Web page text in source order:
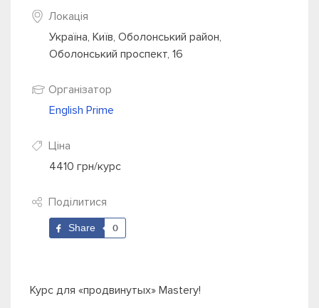
Локація
Україна, Київ, Оболонський район,
Оболонський проспект, 16
Організатор
English Prime
Ціна
4410 грн/курс
Поділитися
Share 0
Курс для «продвинутых» Mastery!